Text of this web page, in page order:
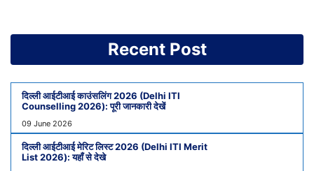
Recent Post
दिल्ली आईटीआई काउंसलिंग 2026 (Delhi ITI
Counselling 2026): पूरी जानकारी देखें
09 June 2026
दिल्ली आईटीआई मेरिट लिस्ट 2026 (Delhi ITI Merit
List 2026): यहाँ से देखे